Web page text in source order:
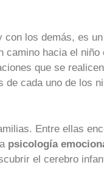
los demás, es
hacia el niño
que se
de cada uno de los
Entre ellas
psicología
el cerebro